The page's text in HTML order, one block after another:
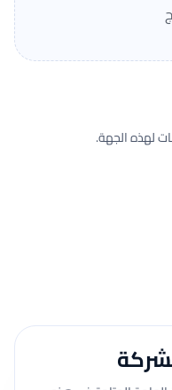
لهذه الجهة.